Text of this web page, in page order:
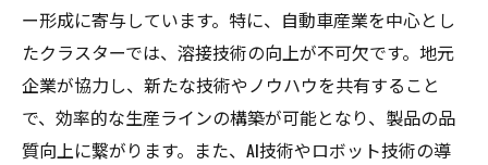
ー形成に寄与しています。特に、自動車産業を中心とし
たクラスターでは、溶接技術の向上が不可欠です。地元
企業が協力し、新たな技術やノウハウを共有すること
で、効率的な生産ラインの構築が可能となり、製品の品
質向上に繋がります。また、AI技術やロボット技術の導